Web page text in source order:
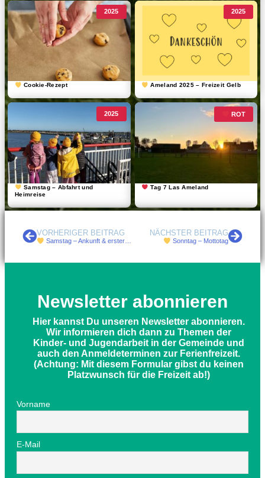
2025
Cookie-Rezept
2025
Ameland 2025 – Freizeit Gelb
2025
Samstag – Abfahrt und
Heimreise
ROT
Tag 7 Las Ameland
VORHERIGER BEITRAG
Samstag – Ankunft & erster Tag
NÄCHSTER BEITRAG
Sonntag – Mottotag
Newsletter abonnieren
Hier kannst Du unseren Newsletter abonnieren.
Wir informieren dich dann zu Themen der
Kinder- und Jugendarbeit in der Gemeinde und
auch den Anmeldeterminen zur Ferienfreizeit.
(Achtung: Mit diesem Formular gibst du keinen
Platzwunsch für die Freizeit ab!)
Vorname
E-Mail